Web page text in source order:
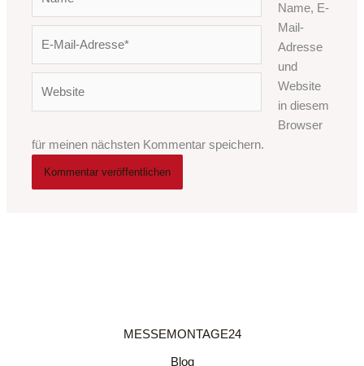
Adresse*
Name, E-
Mail-
Adresse
und
Website
in diesem
Browser
für meinen nächsten Kommentar speichern.
MESSEMONTAGE24
Blog